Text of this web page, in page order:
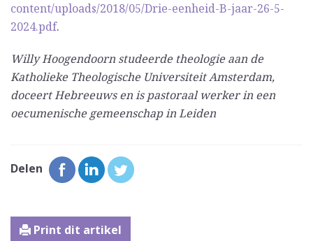
content/uploads/2018/05/Drie-eenheid-B-jaar-26-5-
2024.pdf.
Willy Hoogendoorn studeerde theologie aan de
Katholieke Theologische Universiteit Amsterdam,
doceert Hebreeuws en is pastoraal werker in een
oecumenische gemeenschap in Leiden
Delen
Print dit artikel